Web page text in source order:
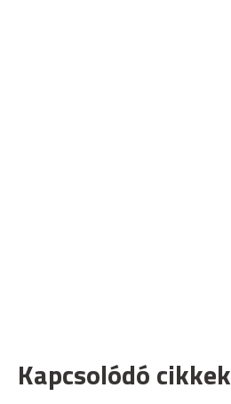
Kapcsolódó cikkek